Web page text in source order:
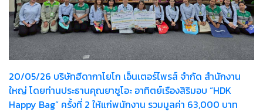
20/05/26 บริษัทฮีดากาโยโก เอ็นเตอร์ไพรส์ จำกัด สำนักงาน
ใหญ่ โดยท่านประธานคุณยาซูโอะ อาทิตย์เรืองสิริมอบ “HDK
Happy Bag” ครั้งที่ 2 ให้แก่พนักงาน รวมมูลค่า 63,000 บาท